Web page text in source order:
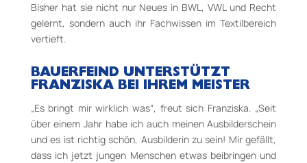
Bisher hat sie nicht nur Neues in BWL, VWL und Recht
gelernt, sondern auch ihr Fachwissen im Textilbereich
vertieft.
BAUERFEIND UNTERSTÜTZT
FRANZISKA BEI IHREM MEISTER
„Es bringt mir wirklich was“, freut sich Franziska. „Seit
über einem Jahr habe ich auch meinen Ausbilderschein
und es ist richtig schön, Ausbilderin zu sein! Mir gefällt,
dass ich jetzt jungen Menschen etwas beibringen und